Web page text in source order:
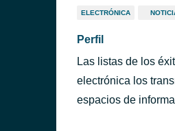
ELECTRÓNICA
Perfil
Las listas de los
electrónica los
espacios de